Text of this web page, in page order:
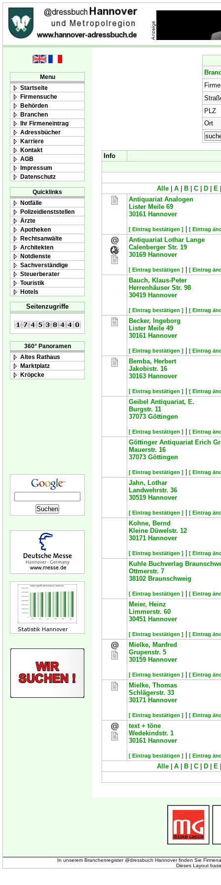
Menu
Startseite
Firmensuche
Behörden
Branchen
Ihr Firmeneintrag
Adressbücher
Karriere
Kontakt
AGB
Impressum
Datenschutz
Quicklinks
Notfälle
Polizeidienststellen
Ärzte
Apotheken
Rechtsanwälte
Architekten
Notdienste
Sachverständige
Steuerberater
Touristik
Hotels
Seitenzugriffe
360° Panoramen
Altes Rathaus
Marktplatz
Kröpcke
PLZ
Ort
Info
Alle A B C D E
Antiquariat Analogen
Lister Meile 69
30161 Hannover
[ Eintrag bestätigen ] [ Eintrag
Antiquariat Lothar Lange
Calenberger Str. 19
30169 Hannover
[ Eintrag bestätigen ] [ Eintrag
Bauch, Klaus-Peter
Herrenhäuser Str. 98
30419 Hannover
[ Eintrag bestätigen ] [ Eintrag
Becker, Ingeborg
Lister Meile 49
30161 Hannover
[ Eintrag bestätigen ] [ Eintrag
Bemba, Herbert
Jakobistr. 16
30163 Hannover
[ Eintrag bestätigen ] [ Eintrag
Geibel Antiquariat, E.
Burgstr. 11
37073 Göttingen
[ Eintrag bestätigen ] [ Eintrag
Göttinger Antiquariat Erich
Mauerstr. 16
37073 Göttingen
[ Eintrag bestätigen ] [ Eintrag
Jahn, Lothar
Landwehrstr. 36
30519 Hannover
[ Eintrag bestätigen ] [ Eintrag
Kohne, Bernd
Kleine Düwelstr. 12
30171 Hannover
[ Eintrag bestätigen ] [ Eintrag
Kuhle Buchverlag
Ottmerstr. 7
38102 Braunschweig
[ Eintrag bestätigen ] [ Eintrag
Meier, Heinz
Limmerstr. 60
30451 Hannover
[ Eintrag bestätigen ] [ Eintrag
Mielke, Manfred
Grupenstr. 5
30159 Hannover
[ Eintrag bestätigen ] [ Eintrag
Mielke, Thomas
Schlägerstr. 33
30171 Hannover
[ Eintrag bestätigen ] [ Eintrag
text + töne
Wedekindstr. 1
30161 Hannover
[ Eintrag bestätigen ] [ Eintrag
Alle A B C D E
In unserem Branchenregister @dressbuch Hannover finden Sie
Dieses Layout